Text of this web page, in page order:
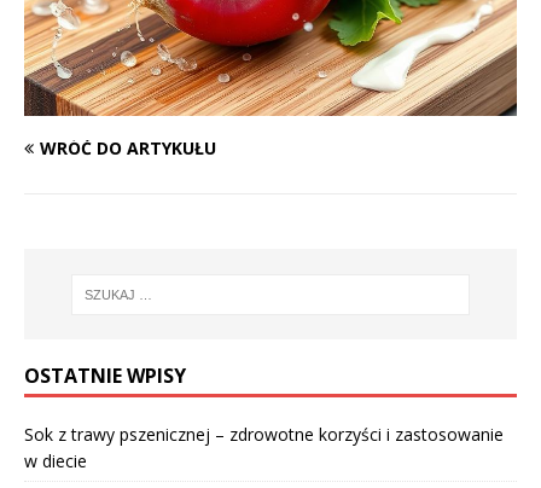
WRÓĆ DO ARTYKUŁU
OSTATNIE WPISY
Sok z trawy pszenicznej – zdrowotne korzyści i zastosowanie
w diecie